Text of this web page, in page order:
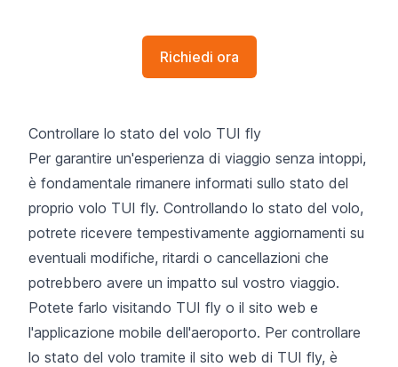
Richiedi ora
Controllare lo stato del volo TUI fly
Per garantire un'esperienza di viaggio senza intoppi,
è fondamentale rimanere informati sullo stato del
proprio volo TUI fly. Controllando lo stato del volo,
potrete ricevere tempestivamente aggiornamenti su
eventuali modifiche, ritardi o cancellazioni che
potrebbero avere un impatto sul vostro viaggio.
Potete farlo visitando TUI fly o il sito web e
l'applicazione mobile dell'aeroporto. Per controllare
lo stato del volo tramite il sito web di TUI fly, è